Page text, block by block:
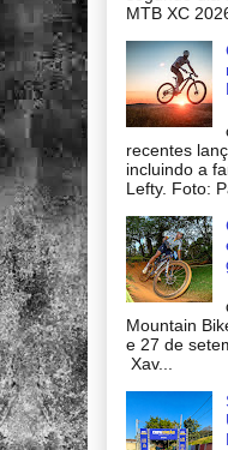
MTB XC
recentes
incluindo a
Lefty. Foto:
Mountain
e 27 de
Xav...